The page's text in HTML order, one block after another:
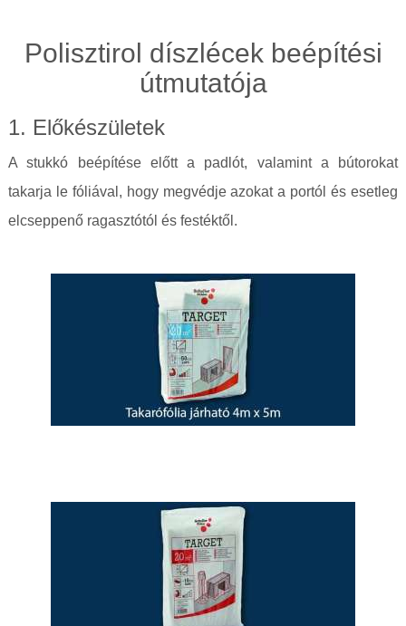
Polisztirol díszlécek beépítési
útmutatója
1. Előkészületek
A stukkó beépítése előtt a padlót, valamint a bútorokat
takarja le fóliával, hogy megvédje azokat a portól és esetleg
elcseppenő ragasztótól és festéktől.